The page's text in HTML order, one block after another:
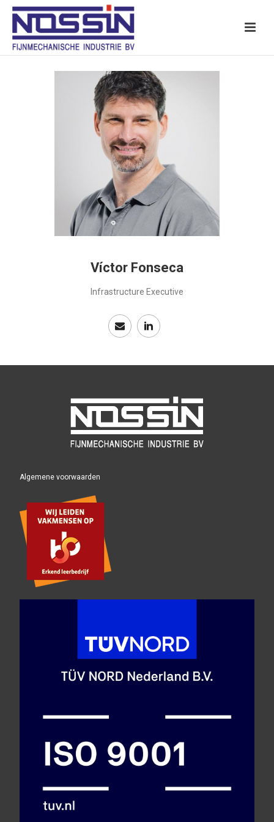
Víctor Fonseca
Infrastructure Executive
Algemene voorwaarden